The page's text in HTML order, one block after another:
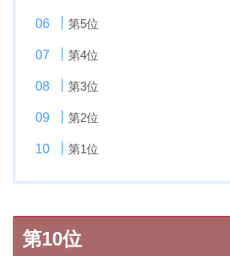
第5位
第4位
第3位
第2位
第1位
第10位